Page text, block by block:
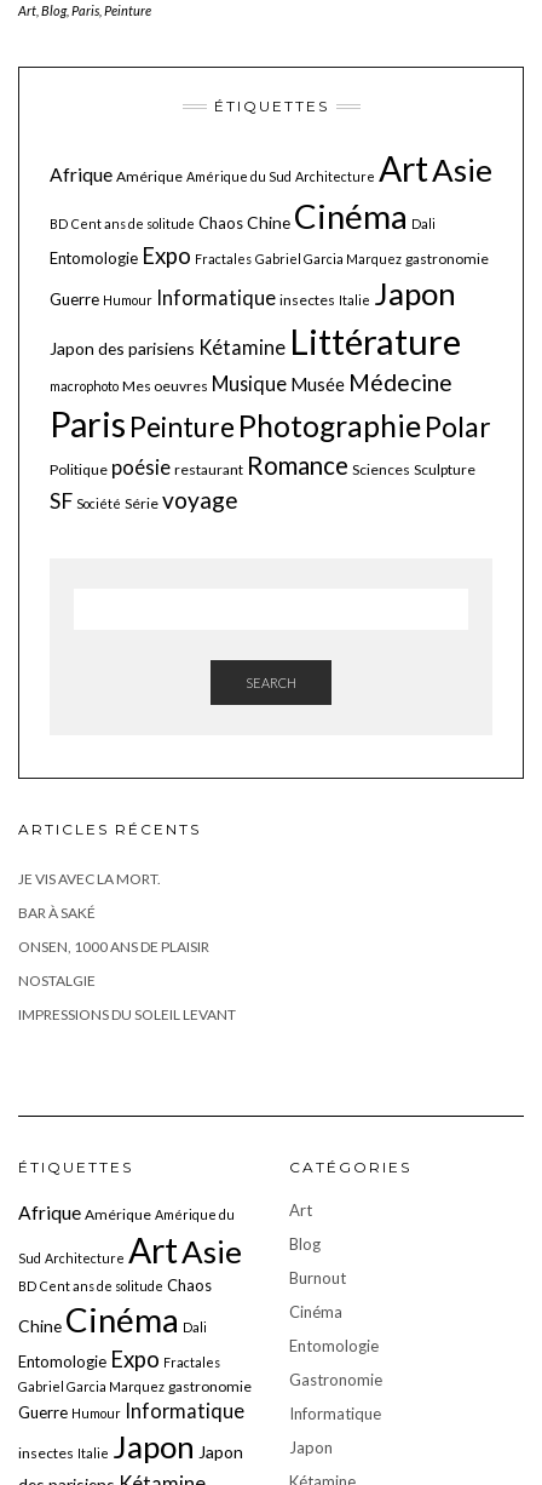
Art Blog, Paris Peinture
ÉTIQUETTES
Afrique Amérique Amérique du Sud Architecture ArtAsie
BD Cent ans de solitude ChaosChine Cinéma Dali
Entomologie Expo Fractales Gabriel Garcia Marquez gastronomie
Guerre Humour Informatique insectes Italie Japon
Japon des parisiens Kétamine Littérature
macrophoto Mes oeuvres Musique Musée Médecine
Paris Peinture PhotographiePolar
Politique poésie restaurant Romance Sciences Sculpture
SF Société Série voyage
SEARCH
ARTICLES RÉCENTS
JE VIS AVEC LA MORT.
BAR À SAKÉ
ONSEN, 1000 ANS DE PLAISIR
NOSTALGIE
IMPRESSIONS DU SOLEIL LEVANT
ÉTIQUETTES
Afrique Amérique Amérique du
Sud Architecture ArtAsie
BD Cent ans de solitude Chaos
Chine Cinéma Dali
Entomologie Expo Fractales
Gabriel Garcia Marquez gastronomie
Guerre Humour Informatique
insectes Italie Japon Japon
CATÉGORIES
Art
Blog
Burnout
Cinéma
Entomologie
Gastronomie
Informatique
Japon